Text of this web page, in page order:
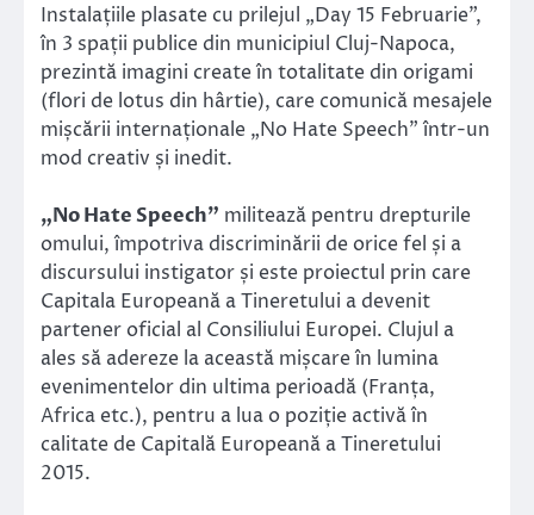
Instalațiile plasate cu prilejul „Day 15 Februarie”,
în 3 spații publice din municipiul Cluj-Napoca,
prezintă imagini create în totalitate din origami
(flori de lotus din hârtie), care comunică mesajele
mișcării internaționale „No Hate Speech” într-un
mod creativ și inedit.
„No Hate Speech” militează pentru drepturile
omului, împotriva discriminării de orice fel și a
discursului instigator și este proiectul prin care
Capitala Europeană a Tineretului a devenit
partener oficial al Consiliului Europei. Clujul a
ales să adereze la această mișcare în lumina
evenimentelor din ultima perioadă (Franța,
Africa etc.), pentru a lua o poziție activă în
calitate de Capitală Europeană a Tineretului
2015.